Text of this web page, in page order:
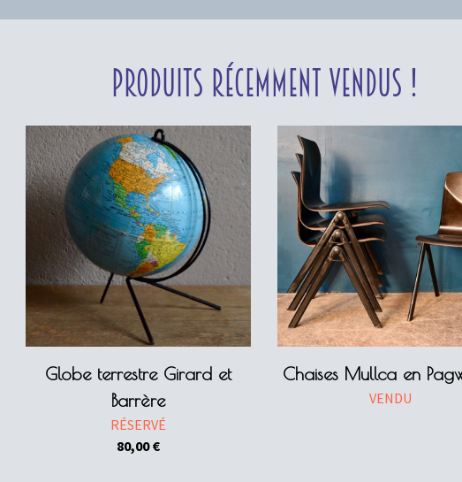
Produits récemment vendus !
Globe terrestre Girard et
Barrère
RÉSERVÉ
80,00€
Chaises Mullca en
VENDU